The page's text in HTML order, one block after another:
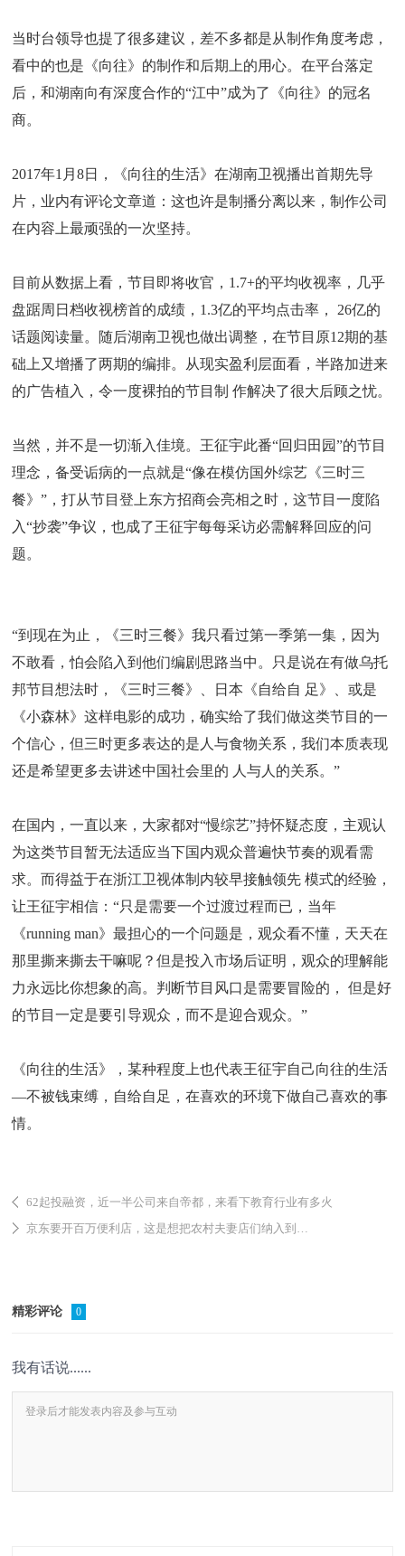
当时台领导也提了很多建议，差不多都是从制作角度考虑，
看中的也是《向往》的制作和后期上的用心。在平台落定
后，和湖南向有深度合作的“江中”成为了《向往》的冠名
商。
2017年1月8日，《向往的生活》在湖南卫视播出首期先导
片，业内有评论文章道：这也许是制播分离以来，制作公司
在内容上最顽强的一次坚持。
目前从数据上看，节目即将收官，1.7+的平均收视率，几乎
盘踞周日档收视榜首的成绩，1.3亿的平均点击率， 26亿的
话题阅读量。随后湖南卫视也做出调整，在节目原12期的基
础上又增播了两期的编排。从现实盈利层面看，半路加进来
的广告植入，令一度裸拍的节目制 作解决了很大后顾之忧。
当然，并不是一切渐入佳境。王征宇此番“回归田园”的节目
理念，备受诟病的一点就是“像在模仿国外综艺《三时三
餐》”，打从节目登上东方招商会亮相之时，这节目一度陷
入“抄袭”争议，也成了王征宇每每采访必需解释回应的问
题。
“到现在为止，《三时三餐》我只看过第一季第一集，因为
不敢看，怕会陷入到他们编剧思路当中。只是说在有做乌托
邦节目想法时，《三时三餐》、日本《自给自 足》、或是
《小森林》这样电影的成功，确实给了我们做这类节目的一
个信心，但三时更多表达的是人与食物关系，我们本质表现
还是希望更多去讲述中国社会里的 人与人的关系。”
在国内，一直以来，大家都对“慢综艺”持怀疑态度，主观认
为这类节目暂无法适应当下国内观众普遍快节奏的观看需
求。而得益于在浙江卫视体制内较早接触领先 模式的经验，
让王征宇相信：“只是需要一个过渡过程而已，当年
《running man》最担心的一个问题是，观众看不懂，天天在
那里撕来撕去干嘛呢？但是投入市场后证明，观众的理解能
力永远比你想象的高。判断节目风口是需要冒险的， 但是好
的节目一定是要引导观众，而不是迎合观众。”
《向往的生活》，某种程度上也代表王征宇自己向往的生活
—不被钱束缚，自给自足，在喜欢的环境下做自己喜欢的事
情。
62起投融资，近一半公司来自帝都，来看下教育行业有多火
京东要开百万便利店，这是想把农村夫妻店们纳入到供销系统中
精彩评论 0
我有话说......